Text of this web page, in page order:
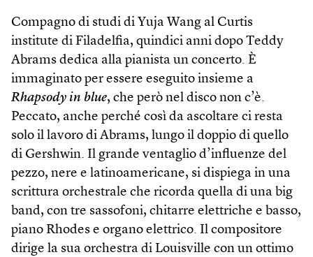
Compagno di studi di Yuja Wang al Curtis
institute di Filadelfia, quindici anni dopo Teddy
Abrams dedica alla pianista un concerto. È
immaginato per essere eseguito insieme a
Rhapsody in blue, che però nel disco non c’è.
Peccato, anche perché così da ascoltare ci resta
solo il lavoro di Abrams, lungo il doppio di quello
di Gersh­win. Il grande ventaglio d’influenze del
pezzo, nere e latino­americane, si dispiega in una
scrittura orchestrale che ricorda quella di una big
band, con tre sassofoni, chitarre elettriche e basso,
piano Rhodes e organo elettrico. Il compositore
dirige la sua orchestra di Louisville con un ottimo